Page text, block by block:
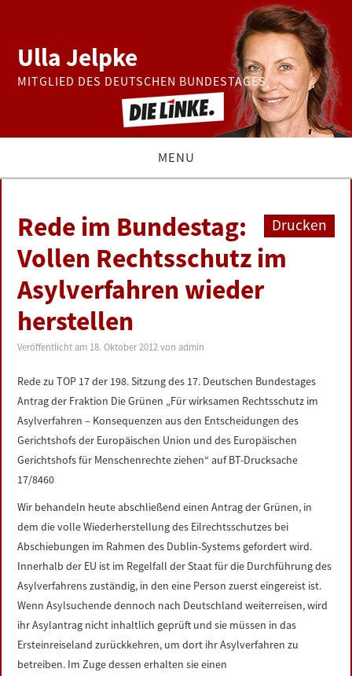
Ulla Jelpke
MITGLIED DES DEUTSCHEN BUNDESTAGES
MENU
BUNDESTAG
PRESSE
ZUR PERSON
DATENSCHUTZERKLÄRUNG
Drucken
Rede im Bundestag:
Vollen Rechtsschutz im
Asylverfahren wieder
herstellen
Veröffentlicht am 18. Oktober 2012 vonadmin
Rede zu TOP 17 der 198. Sitzung des 17. Deutschen Bundestages
Antrag der Fraktion Die Grünen „Für wirksamen Rechtsschutz im
Asylverfahren – Konsequenzen aus den Entscheidungen des
Gerichtshofs der Europäischen Union und des Europäischen
Gerichtshofs für Menschenrechte ziehen“ auf BT-Drucksache
17/8460
Wir behandeln heute abschließend einen Antrag der Grünen, in
dem die volle Wiederherstellung des Eilrechtsschutzes bei
Abschiebungen im Rahmen des Dublin-Systems gefordert wird.
Innerhalb der EU ist im Regelfall der Staat für die Durchführung des
Asylverfahrens zuständig, in den eine Person zuerst eingereist ist.
Wenn Asylsuchende dennoch nach Deutschland weiterreisen, wird
ihr Asylantrag nicht inhaltlich geprüft und sie müssen in das
Ersteinreiseland zurückkehren, um dort ihr Asylverfahren zu
betreiben. Im Zuge dessen erhalten sie einen